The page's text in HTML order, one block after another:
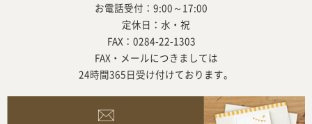
お電話受付：9:00～17:00
定休日：水・祝
FAX：0284-22-1303
FAX・メールにつきましては
24時間365日受け付けております。